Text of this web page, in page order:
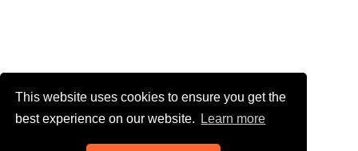
This website uses cookies to ensure you get the
best experience on our website.
Learn more